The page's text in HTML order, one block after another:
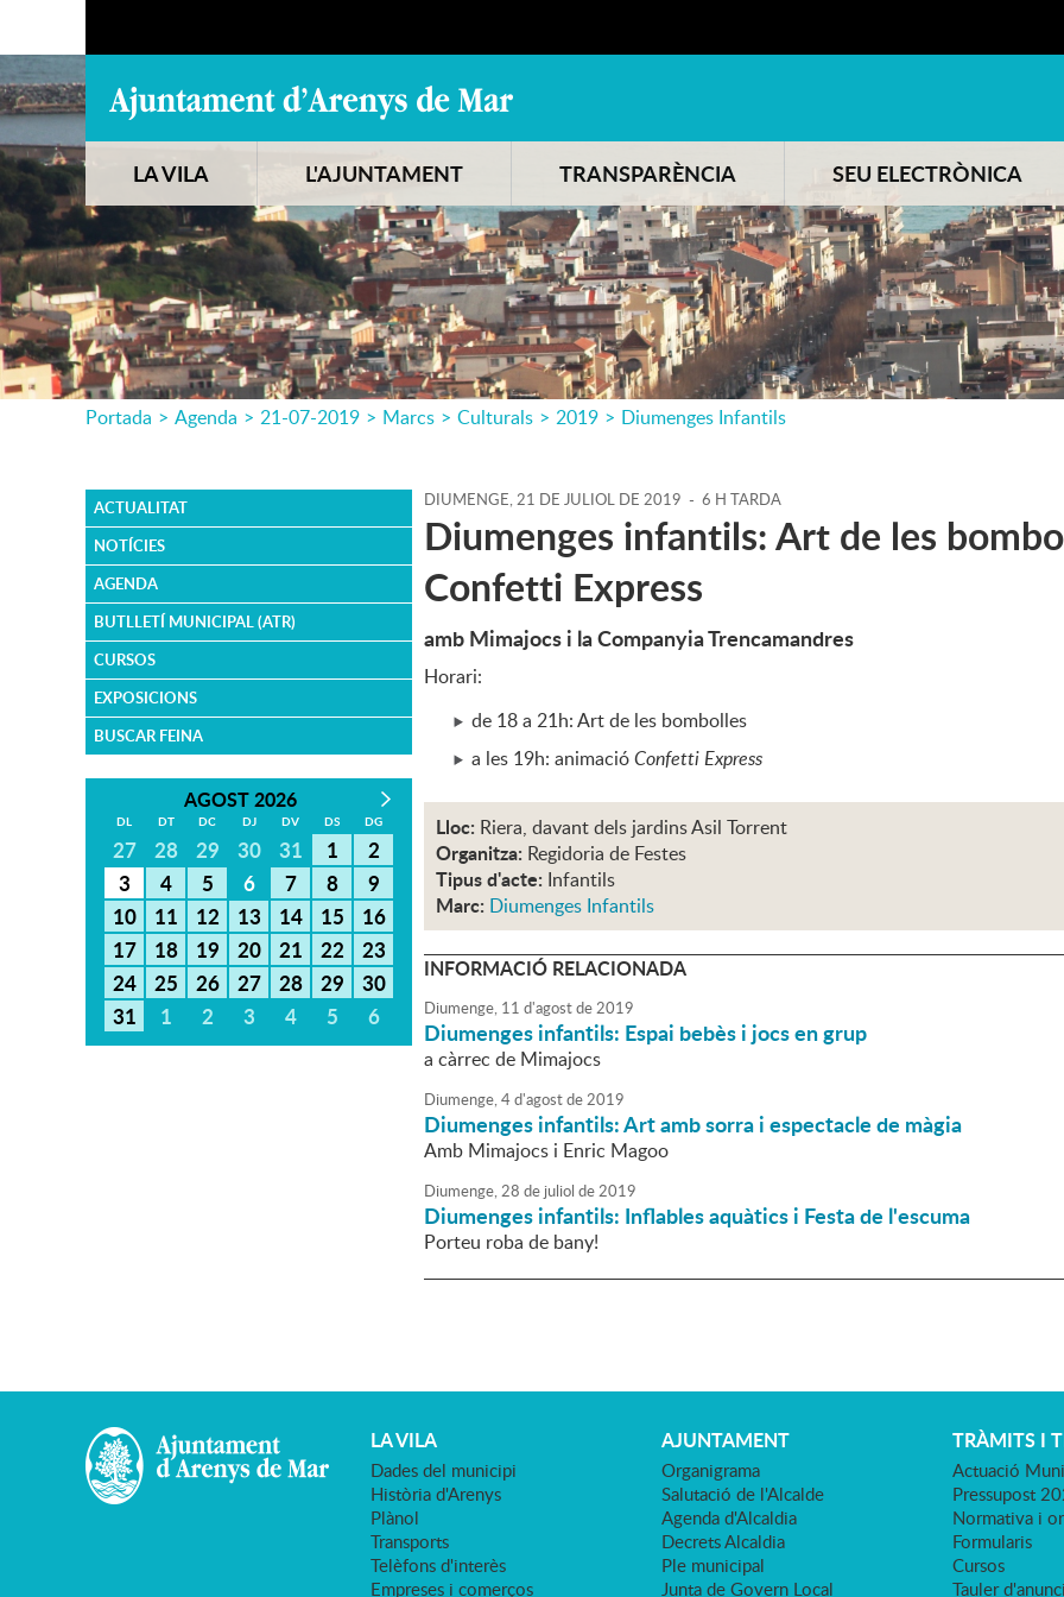
LA VILA L'AJUNTAMENT TRANSPARÈNCIA SEU ELECTRÒNICA
Portada > Agenda > 21-07-2019 > Marcs > Culturals > 2019 > Diumenges Infantils
ACTUALITAT
NOTÍCIES
AGENDA
BUTLLETÍ MUNICIPAL (ATR)
CURSOS
EXPOSICIONS
BUSCAR FEINA
AGOST 2026
DL DT DC DJ DV DS DG
27 28 29 30 31 1
2
3
4 5 6 7 8
9
10
11 12 13 14 15
16
17
18 19 20 21 22
23
24
25 26 27 28 29
30
31
1 2 3 4 5 6
DIUMENGE,21 DE JULIOL DE 2019 - 6 H TARDA
Diumenges infantils: Art de les
Confetti Express
amb Mimajocs i la Companyia Trencamandres
Horari:
de 18 a 21h: Art de les bombolles
a les 19h: animacióConfetti Express
Lloc: Riera, davant dels jardins Asil Torrent
Organitza: Regidoria de Festes
Tipus d'acte: Infantils
Marc: Diumenges Infantils
INFORMACIÓ RELACIONADA
Diumenge, 11 d'agostde2019
Diumenges infantils: Espai bebès i jocs en grup
a càrrec de Mimajocs
Diumenge,4d'agostde2019
Diumenges infantils: Art amb sorra i espectacle de màgia
Amb Mimajocs i Enric Magoo
Diumenge,28 de juliol de2019
Diumenges infantils: Inflables aquàtics i Festa de l'escuma
Porteu roba de bany!
LA VILA
Dades del municipi
Història d'Arenys
Plànol
Transports
Telèfons d'interès
Empreses i comerços
AJUNTAMENT
Organigrama
Salutació de l'Alcalde
Agenda d'Alcaldia
Decrets Alcaldia
Ple municipal
Junta de Govern Local
TRÀMITS I
Actuació
Pressupost
Normativa i
Formularis
Cursos
Tauler